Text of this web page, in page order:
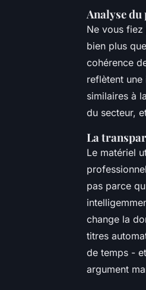
Analyse
Ne vous fiez
bien plus
cohérence
reflètent
similaires à
du secteur,
La
Le matériel
pas parce
change la
titres
de temps -
argument